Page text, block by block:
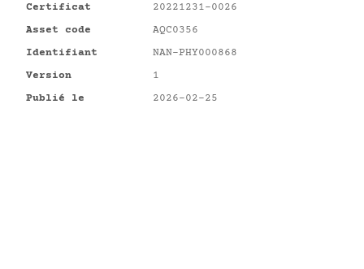
Certificat
20221231-0026
Asset code
AQC0356
Identifiant
NAN-PHY000868
Version
1
Publié le
2026-02-25